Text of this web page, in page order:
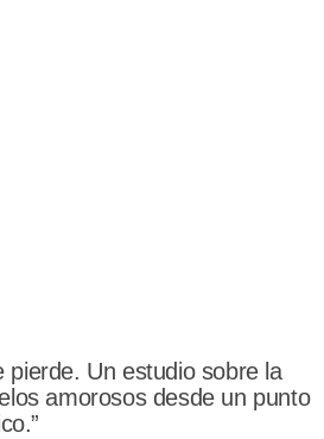
pierde. Un estudio sobre la
amorosos desde un punto